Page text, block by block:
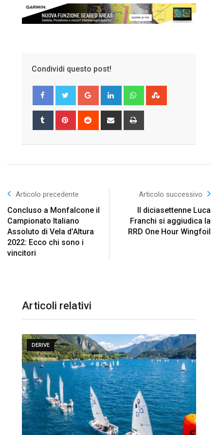
Condividi questo post!
Google+ LinkedIn Whatsapp
Tumblr Pinterest Reddit
Share
Articolo precedente
Concluso a Monfalcone il
Campionato Italiano
Assoluto di Vela d’Altura
2022: Ecco chi sono i
vincitori
Articolo successivo
Il diciasettenne Luca
Franchi si aggiudica la
RRD One Hour Wingfoil
Articoli relativi
DERIVE